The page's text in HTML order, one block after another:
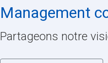
Management
Partageons notre